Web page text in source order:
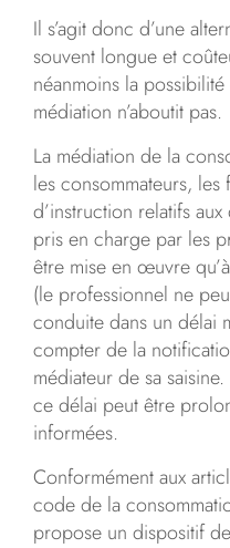
Il s’agit donc d’une
souvent longue et
néanmoins la
médiation n’aboutit pas.
La médiation de la
les consommateurs, les
d’instruction relatifs
pris en charge par les
être mise en œuvre
(le professionnel ne
conduite dans un délai
compter de la
médiateur de sa
ce délai peut être
informées.
Conformément aux
code de la
propose un dispositif